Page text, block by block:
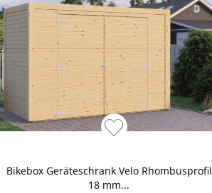
Bikebox Geräteschrank Velo Rhombusprofil
18 mm...